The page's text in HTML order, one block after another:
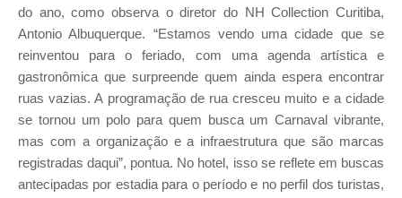
do ano, como observa o diretor do NH Collection Curitiba,
Antonio Albuquerque. “Estamos vendo uma cidade que se
reinventou para o feriado, com uma agenda artística e
gastronômica que surpreende quem ainda espera encontrar
ruas vazias. A programação de rua cresceu muito e a cidade
se tornou um polo para quem busca um Carnaval vibrante,
mas com a organização e a infraestrutura que são marcas
registradas daqui”, pontua. No hotel, isso se reflete em buscas
antecipadas por estadia para o período e no perfil dos turistas,